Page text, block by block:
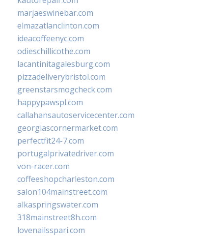
marjaeswinebar.com
elmazatlanclinton.com
ideacoffeenyc.com
odieschillicothe.com
lacantinitagalesburg.com
pizzadeliverybristol.com
greenstarsmogcheck.com
happypawspl.com
callahansautoservicecenter.com
georgiascornermarket.com
perfectfit24-7.com
portugalprivatedriver.com
von-racer.com
coffeeshopcharleston.com
salon104mainstreet.com
alkaspringswater.com
318mainstreet8h.com
lovenailsspari.com